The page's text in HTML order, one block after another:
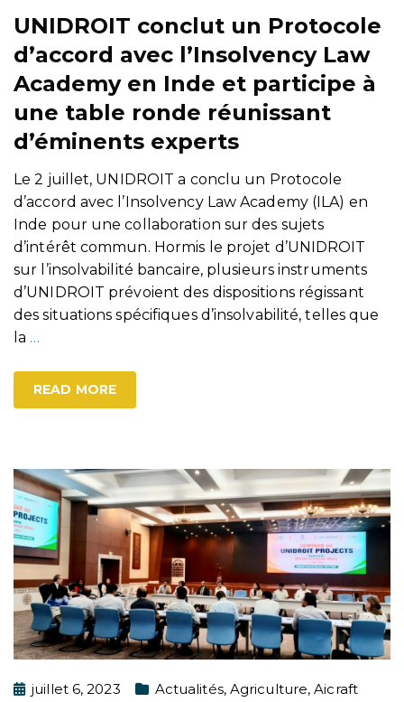
UNIDROIT conclut un Protocole
d’accord avec l’Insolvency Law
Academy en Inde et participe à
une table ronde réunissant
d’éminents experts
Le 2 juillet, UNIDROIT a conclu un Protocole
d’accord avec l’Insolvency Law Academy (ILA) en
Inde pour une collaboration sur des sujets
d’intérêt commun. Hormis le projet d’UNIDROIT
sur l’insolvabilité bancaire, plusieurs instruments
d’UNIDROIT prévoient des dispositions régissant
des situations spécifiques d’insolvabilité, telles que
la …
READ MORE
juillet 6, 2023 Actualités, Agriculture,Aicraft